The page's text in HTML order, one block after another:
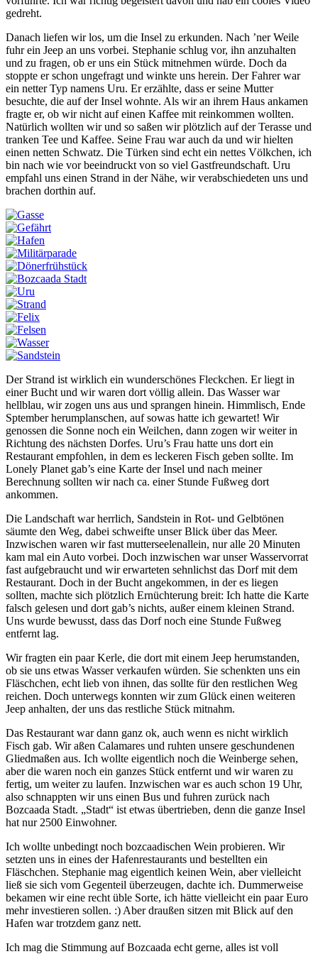
gedreht.
Danach liefen wir los, um die Insel zu erkunden. Nach ’ner Weile
fuhr ein Jeep an uns vorbei. Stephanie schlug vor, ihn anzuhalten
und zu fragen, ob er uns ein Stück mitnehmen würde. Doch da
stoppte er schon ungefragt und winkte uns herein. Der Fahrer war
ein netter Typ namens Uru. Er erzählte, dass er seine Mutter
besuchte, die auf der Insel wohnte. Als wir an ihrem Haus ankamen
fragte er, ob wir nicht auf einen Kaffee mit reinkommen wollten.
Natürlich wollten wir und so saßen wir plötzlich auf der Terasse und
tranken Tee und Kaffee. Seine Frau war auch da und wir hielten
einen netten Schwatz. Die Türken sind echt ein nettes Völkchen, ich
bin nach wie vor beeindruckt von so viel Gastfreundschaft. Uru
empfahl uns einen Strand in der Nähe, wir verabschiedeten uns und
brachen dorthin auf.
Der Strand ist wirklich ein wunderschönes Fleckchen. Er liegt in
einer Bucht und wir waren dort völlig allein. Das Wasser war
hellblau, wir zogen uns aus und sprangen hinein. Himmlisch, Ende
Sptember herumplanschen, auf sowas hatte ich gewartet! Wir
genossen die Sonne noch ein Weilchen, dann zogen wir weiter in
Richtung des nächsten Dorfes. Uru’s Frau hatte uns dort ein
Restaurant empfohlen, in dem es leckeren Fisch geben sollte. Im
Lonely Planet gab’s eine Karte der Insel und nach meiner
Berechnung sollten wir nach ca. einer Stunde Fußweg dort
ankommen.
Die Landschaft war herrlich, Sandstein in Rot- und Gelbtönen
säumte den Weg, dabei schweifte unser Blick über das Meer.
Inzwischen waren wir fast mutterseelenallein, nur alle 20 Minuten
kam mal ein Auto vorbei. Doch inzwischen war unser Wasservorrat
fast aufgebraucht und wir erwarteten sehnlichst das Dorf mit dem
Restaurant. Doch in der Bucht angekommen, in der es liegen
sollten, machte sich plötzlich Ernüchterung breit: Ich hatte die Karte
falsch gelesen und dort gab’s nichts, außer einem kleinen Strand.
Uns wurde bewusst, dass das Dorf noch eine Stunde Fußweg
entfernt lag.
Wir fragten ein paar Kerle, die dort mit einem Jeep herumstanden,
ob sie uns etwas Wasser verkaufen würden. Sie schenkten uns ein
Fläschchen, echt lieb von ihnen, das sollte für den restlichen Weg
reichen. Doch unterwegs konnten wir zum Glück einen weiteren
Jeep anhalten, der uns das restliche Stück mitnahm.
Das Restaurant war dann ganz ok, auch wenn es nicht wirklich
Fisch gab. Wir aßen Calamares und ruhten unsere geschundenen
Gliedmaßen aus. Ich wollte eigentlich noch die Weinberge sehen,
aber die waren noch ein ganzes Stück entfernt und wir waren zu
fertig, um weiter zu laufen. Inzwischen war es auch schon 19 Uhr,
also schnappten wir uns einen Bus und fuhren zurück nach
Bozcaada Stadt. „Stadt“ ist etwas übertrieben, denn die ganze Insel
hat nur 2500 Einwohner.
Ich wollte unbedingt noch bozcaadischen Wein probieren. Wir
setzten uns in eines der Hafenrestaurants und bestellten ein
Fläschchen. Stephanie mag eigentlich keinen Wein, aber vielleicht
ließ sie sich vom Gegenteil überzeugen, dachte ich. Dummerweise
bekamen wir eine recht üble Sorte, ich hätte vielleicht ein paar Euro
mehr investieren sollen. :) Aber draußen sitzen mit Blick auf den
Hafen war trotzdem ganz nett.
Ich mag die Stimmung auf Bozcaada echt gerne, alles ist voll